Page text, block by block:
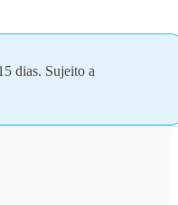
dias. Sujeito a